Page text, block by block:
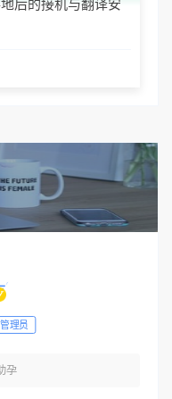
后的接机与翻译安
管理员
孕